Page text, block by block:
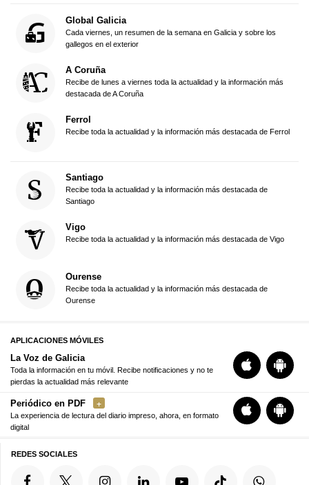
Global Galicia
Cada viernes, un resumen de la semana en Galicia y sobre los
gallegos en el exterior
A Coruña
Recibe de lunes a viernes toda la actualidad y la información más
destacada de A Coruña
Ferrol
Recibe toda la actualidad y la información más destacada de Ferrol
Santiago
Recibe toda la actualidad y la información más destacada de
Santiago
Vigo
Recibe toda la actualidad y la información más destacada de Vigo
Ourense
Recibe toda la actualidad y la información más destacada de
Ourense
APLICACIONES MÓVILES
La Voz de Galicia
Toda la información en tu móvil. Recibe notificaciones y no te
pierdas la actualidad más relevante
Periódico en PDF
La experiencia de lectura del diario impreso, ahora, en formato
digital
REDES SOCIALES